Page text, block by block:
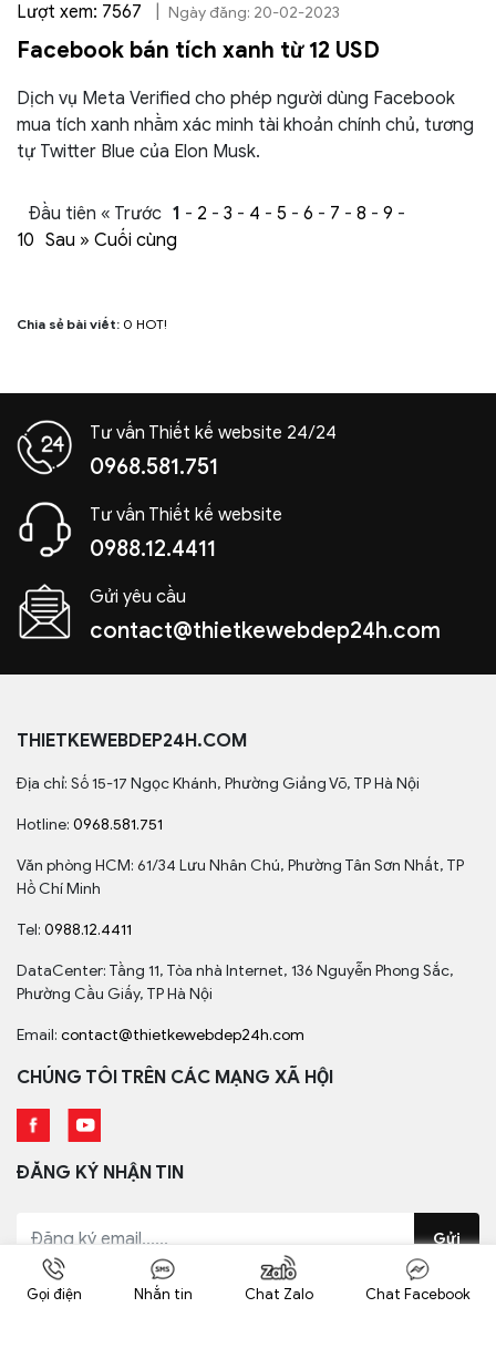
Lượt xem: 7567 Ngày đăng: 20-02-2023
Facebook bán tích xanh từ 12 USD
Dịch vụ Meta Verified cho phép người dùng Facebook
mua tích xanh nhằm xác minh tài khoản chính chủ, tương
tự Twitter Blue của Elon Musk.
Đầu tiên « Trước 1 - 2 - 3 - 4 - 5 - 6 - 7 - 8 - 9 -
10 Sau » Cuối cùng
Chia sẻ bài viết: 0 HOT!
Tư vấn Thiết kế website 24/24
0968.581.751
Tư vấn Thiết kế website
0988.12.4411
Gửi yêu cầu
contact@thietkewebdep24h.com
THIETKEWEBDEP24H.COM
Địa chỉ: Số 15-17 Ngọc Khánh, Phường Giảng Võ, TP Hà Nội
Hotline: 0968.581.751
Văn phòng HCM: 61/34 Lưu Nhân Chú, Phường Tân Sơn Nhất, TP
Hồ Chí Minh
Tel: 0988.12.4411
DataCenter: Tầng 11, Tòa nhà Internet, 136 Nguyễn Phong Sắc,
Phường Cầu Giấy, TP Hà Nội
Email: contact@thietkewebdep24h.com
CHÚNG TÔI TRÊN CÁC MẠNG XÃ HỘI
ĐĂNG KÝ NHẬN TIN
Gửi
Đăng ký nhận các bản tin mới nhất
Gọi điện Nhắn tin Chat Zalo Chat Facebook